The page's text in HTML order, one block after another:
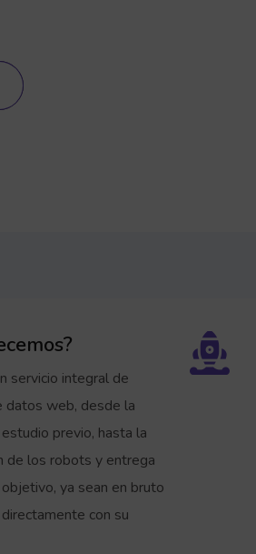
servicio integral de
datos web, desde la
previo, hasta la
de los robots y entrega
ya sean en bruto
con su